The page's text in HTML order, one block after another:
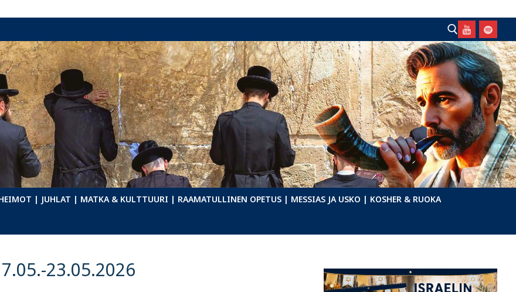
Hae:
| JUHLAT | MATKA & KULTTUURI | RAAMATULLINEN OPETUS | MESSIAS JA USKO | KOSHER & RUOKA
23.05.2026